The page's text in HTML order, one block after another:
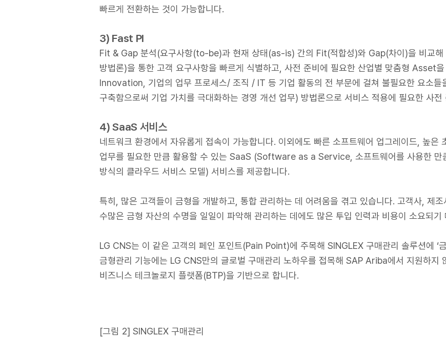
빠르게 전환하는 것이 가능합니다.
3) Fast PI
Fit & Gap 분석(요구사항(to-be)과 현재 상태(as-is) 간의 Fit(적합성)와 Gap(차이)을 비교해
방법론)을 통한 고객 요구사항을 빠르게 식별하고, 사전 준비에 필요한 산업별 맞춤형 Asset
Innovation, 기업의 업무 프로세스/ 조직 / IT 등 기업 활동의 전 부문에 걸쳐 불필요한 요소들
구축함으로써 기업 가치를 극대화하는 경영 개선 업무) 방법론으로 서비스 적용에 필요한 사
4) SaaS 서비스
네트워크 환경에서 자유롭게 접속이 가능합니다. 이외에도 빠른 소프트웨어 업그레이드, 높은
업무를 필요한 만큼 활용할 수 있는 SaaS (Software as a Service, 소프트웨어를 사용한
방식의 클라우드 서비스 모델) 서비스를 제공합니다.
특히, 많은 고객들이 금형을 개발하고, 통합 관리하는 데 어려움을 겪고 있습니다. 고객사, 제
수많은 금형 자산의 수명을 일일이 파악해 관리하는 데에도 많은 투입 인력과 비용이 소요되기
LG CNS는 이 같은 고객의 페인 포인트(Pain Point)에 주목해 SINGLEX 구매관리 솔루션에 ‘
금형관리 기능에는 LG CNS만의 글로벌 구매관리 노하우를 접목해 SAP Ariba에서 지원하지
비즈니스 테크놀로지 플랫폼(BTP)을 기반으로 합니다.
[그림 2] SINGLEX 구매관리